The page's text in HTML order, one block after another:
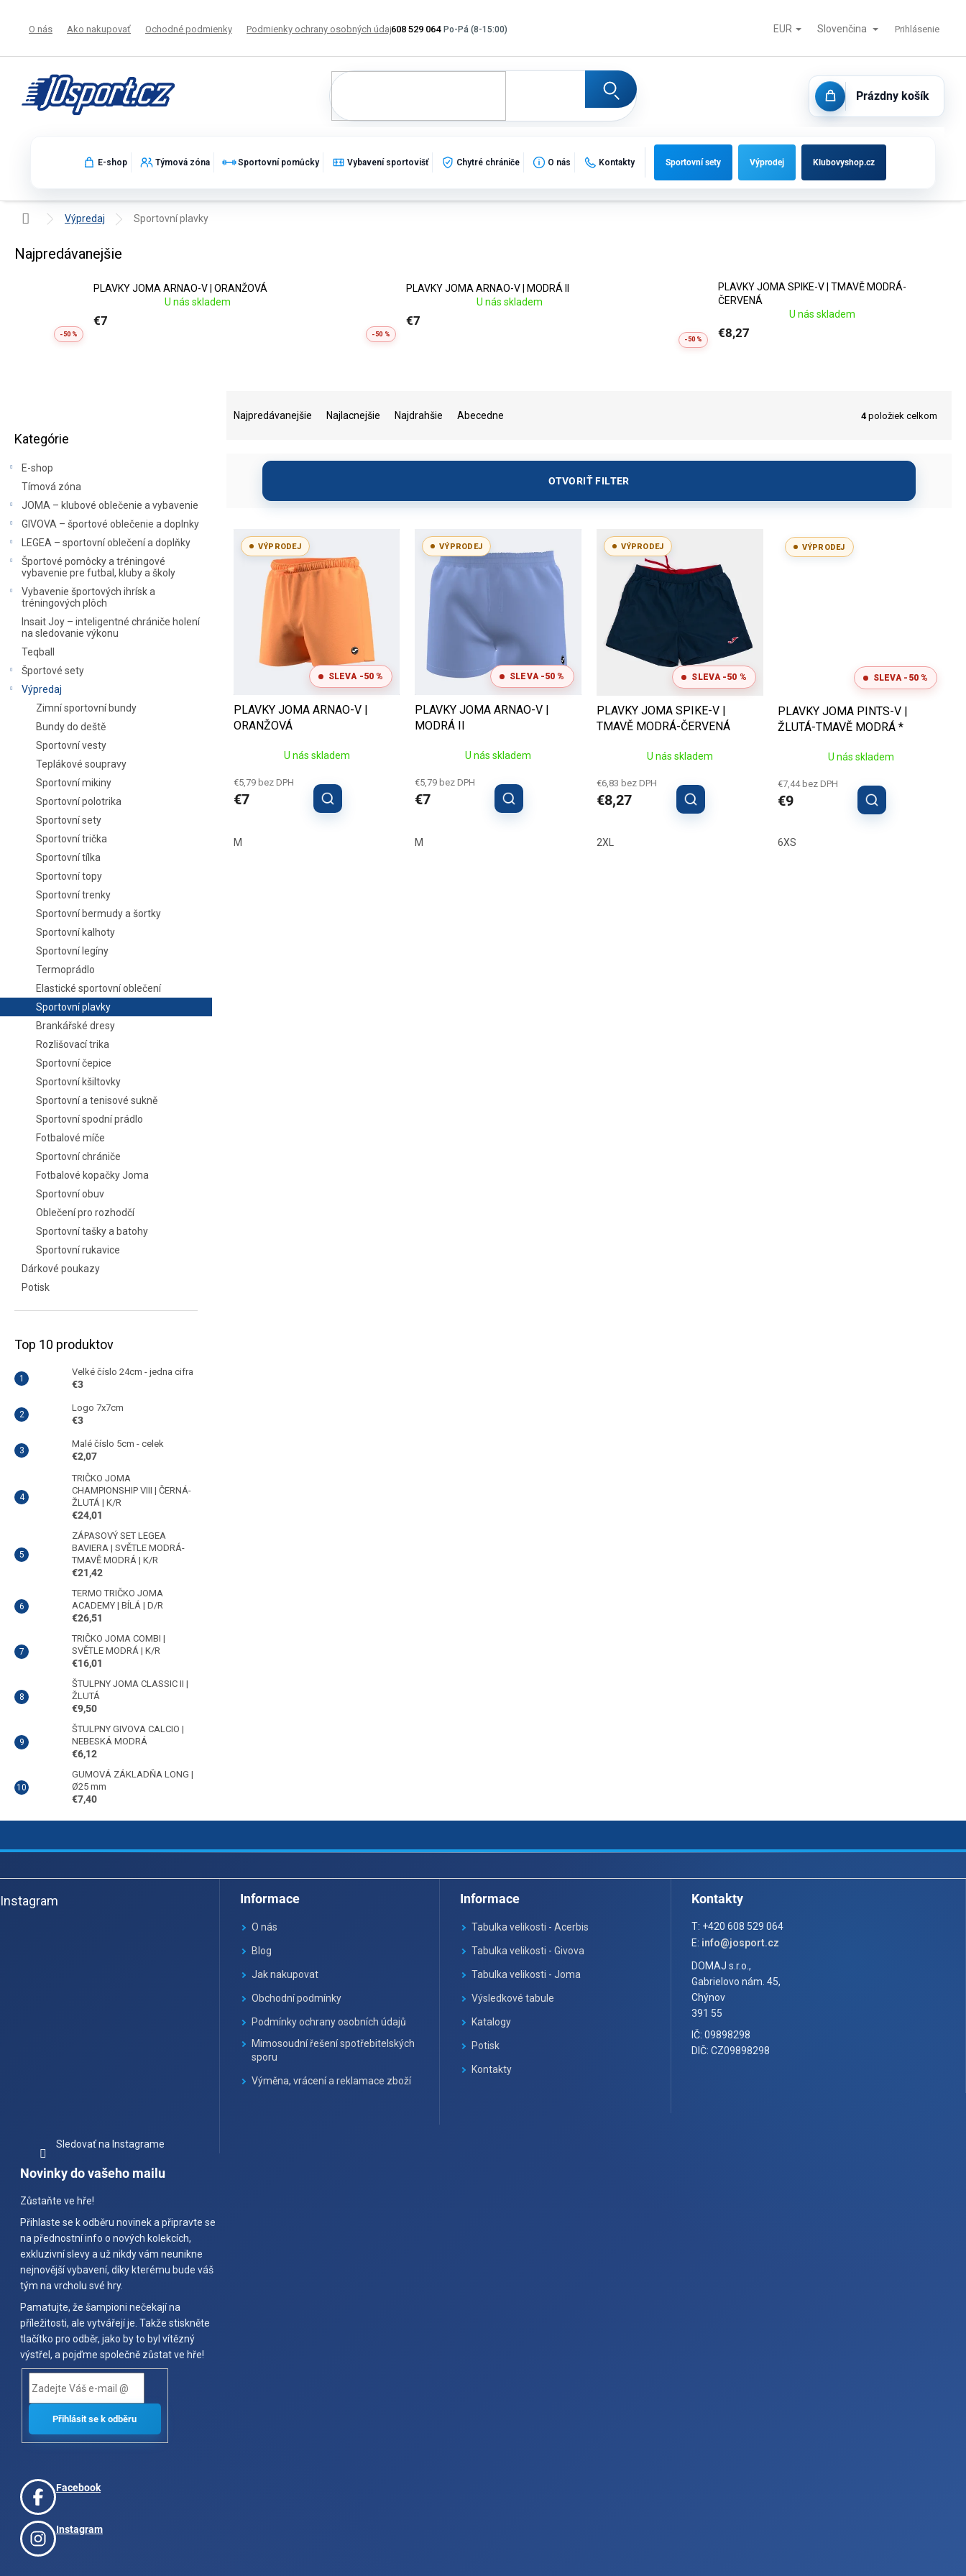
608 529 064
O nás Ako nakupovať Ochodné podmienky Podmienky ochrany osobných údajov Výmena, vrátenie a reklamácia tovaru Futbalové bránky, striedačky a vybavenie ihrísk Kontakty
EUR Slovenčina Prihlásenie
NÁKUPNÝ
KOŠÍK
Prázdny košík
E-shop Týmová zóna Sportovní pomůcky Vybavení sportovišť Chytré chrániče O nás Kontakty Sportovní sety Výprodej Klubovyshop.cz
DomovVýpredaj Sportovní plavky
Sportovní plavky ve výprodeji
Najpredávanejšie
-50 %
PLAVKY JOMA ARNAO-V | ORANŽOVÁ
U nás skladem
€7
-50 %
PLAVKY JOMA ARNAO-V | MODRÁ II
U nás skladem
€7
-50 %
PLAVKY JOMA SPIKE-V | TMAVĚ MODRÁ-
ČERVENÁ
U nás skladem
€8,27
kategórie
Kategórie
E-shop
Tímová zóna
JOMA – klubové oblečenie a vybavenie
GIVOVA – športové oblečenie a doplnky
LEGEA – sportovní oblečení a doplňky
Športové pomôcky a tréningové
vybavenie pre futbal, kluby a školy
Vybavenie športových ihrísk a
tréningových plôch
Insait Joy – inteligentné chrániče holení
na sledovanie výkonu
Teqball
Športové sety
Výpredaj
Zimní sportovní bundy
Bundy do deště
Sportovní vesty
Teplákové soupravy
Sportovní mikiny
Sportovní polotrika
Sportovní sety
Sportovní trička
Sportovní tílka
Sportovní topy
Sportovní trenky
Sportovní bermudy a šortky
Sportovní kalhoty
Sportovní legíny
Termoprádlo
Elastické sportovní oblečení
Sportovní plavky
Brankářské dresy
Rozlišovací trika
Sportovní čepice
Sportovní kšiltovky
Sportovní a tenisové sukně
Sportovní spodní prádlo
Fotbalové míče
Sportovní chrániče
Fotbalové kopačky Joma
Sportovní obuv
Oblečení pro rozhodčí
Sportovní tašky a batohy
Sportovní rukavice
Dárkové poukazy
Potisk
Top 10 produktov
Velké číslo 24cm - jedna cifra
€3
Logo 7x7cm
€3
Malé číslo 5cm - celek
€2,07
TRIČKO JOMA
CHAMPIONSHIP VIII | ČERNÁ-
ŽLUTÁ | K/R
€24,01
ZÁPASOVÝ SET LEGEA
BAVIERA | SVĚTLE MODRÁ-
TMAVĚ MODRÁ | K/R
€21,42
TERMO TRIČKO JOMA
ACADEMY | BÍLÁ | D/R
€26,51
TRIČKO JOMA COMBI |
SVĚTLE MODRÁ | K/R
€16,01
ŠTULPNY JOMA CLASSIC II |
ŽLUTÁ
€9,50
ŠTULPNY GIVOVA CALCIO |
NEBESKÁ MODRÁ
€6,12
GUMOVÁ ZÁKLADŇA LONG |
Ø25 mm
€7,40
Najpredávanejšie Najlacnejšie Najdrahšie Abecedne 4položiek celkom
OTVORIŤ FILTER
VÝPRODEJ
SLEVA -50 %
PLAVKY JOMA ARNAO-V |
ORANŽOVÁ
U nás skladem
€5,79 bez DPH
€7
M
VÝPRODEJ
SLEVA -50 %
PLAVKY JOMA ARNAO-V |
MODRÁ II
U nás skladem
€5,79 bez DPH
€7
M
VÝPRODEJ
SLEVA -50 %
PLAVKY JOMA SPIKE-V |
TMAVĚ MODRÁ-ČERVENÁ
U nás skladem
€6,83 bez DPH
€8,27
2XL
VÝPRODEJ
SLEVA -50 %
PLAVKY JOMA PINTS-V |
ŽLUTÁ-TMAVĚ MODRÁ *
U nás skladem
€7,44 bez DPH
€9
6XS
á
pInstagram
Sledovať na Instagrame
Informace
O nás
Blog
Jak nakupovat
Obchodní podmínky
Podmínky ochrany osobních údajů
Mimosoudní řešení spotřebitelských
sporu
Výměna, vrácení a reklamace zboží
Informace
Tabulka velikosti - Acerbis
Tabulka velikosti - Givova
Tabulka velikosti - Joma
Výsledkové tabule
Katalogy
Potisk
Kontakty
Kontakty
T: +420 608 529 064
E: info@josport.cz
DOMAJ s.r.o.,
Gabrielovo nám. 45,
Chýnov
391 55
IČ: 09898298
DIČ: CZ09898298
Novinky do vašeho mailu
Zůstaňte ve hře!
Přihlaste se k odběru novinek a připravte se
na přednostní info o nových kolekcích,
exkluzivní slevy a už nikdy vám neunikne
nejnovější vybavení, díky kterému bude váš
tým na vrcholu své hry.
Pamatujte, že šampioni nečekají na
příležitosti, ale vytvářejí je. Takže stiskněte
tlačítko pro odběr, jako by to byl vítězný
výstřel, a pojďme společně zůstat ve hře!
Facebook
Instagram